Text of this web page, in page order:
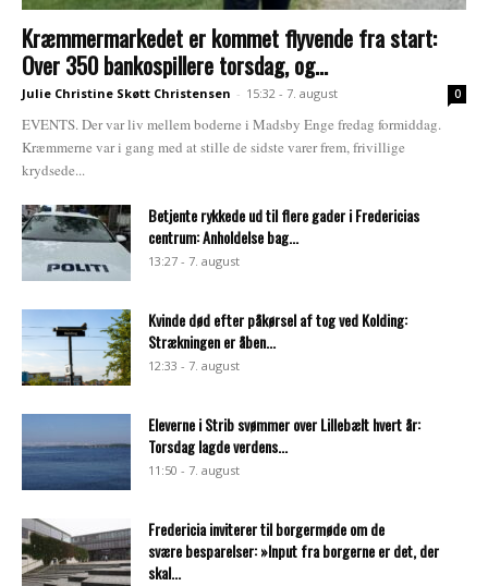
Kræmmermarkedet er kommet flyvende fra start:
Over 350 bankospillere torsdag, og...
Julie Christine Skøtt Christensen - 15:32 - 7. august 0
EVENTS. Der var liv mellem boderne i Madsby Enge fredag formiddag.
Kræmmerne var i gang med at stille de sidste varer frem, frivillige
krydsede...
Betjente rykkede ud til flere gader i Fredericias
centrum: Anholdelse bag...
13:27 - 7. august
Kvinde død efter påkørsel af tog ved Kolding:
Strækningen er åben...
12:33 - 7. august
Eleverne i Strib svømmer over Lillebælt hvert år:
Torsdag lagde verdens...
11:50 - 7. august
Fredericia inviterer til borgermøde om de
svære besparelser: »Input fra borgerne er det, der
skal...